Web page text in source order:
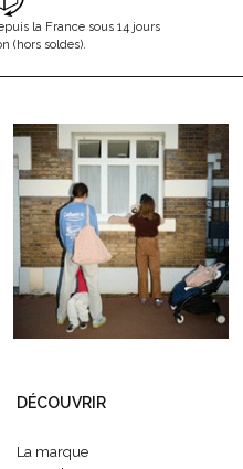
la France sous 14 jours
(hors soldes).
DÉCOUVRIR
La marque